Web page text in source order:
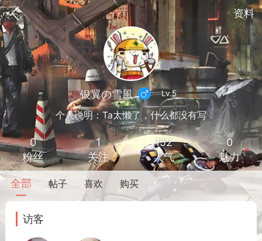
资料
我的钱包 道具 排行榜
银翼の雪風 Lv.5
个人说明：Ta太懒了，什么都没有写
0
粉丝
1
关注
152
人气
0
魅力
全部 帖子 喜欢 购买
访客